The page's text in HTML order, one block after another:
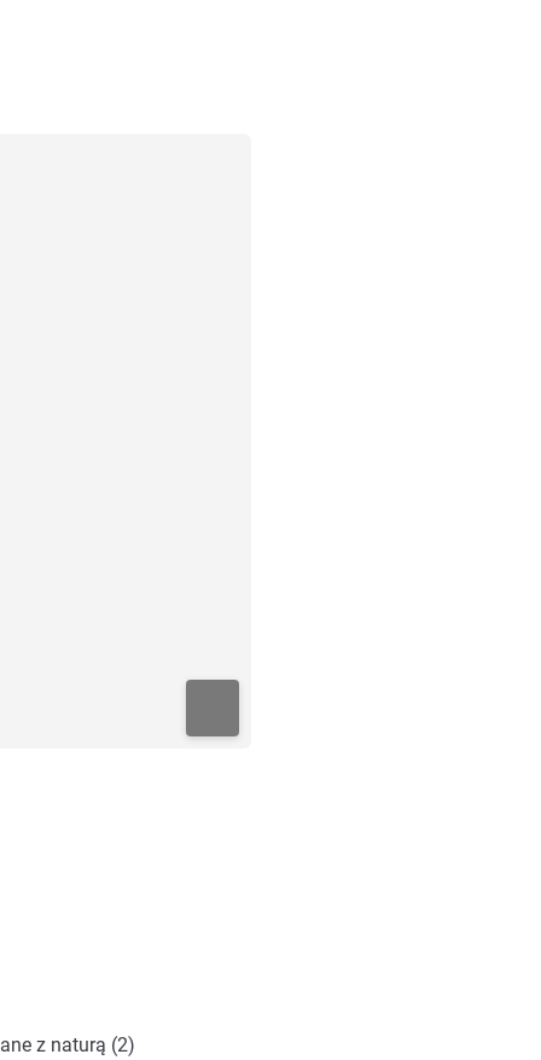
z naturą (2)